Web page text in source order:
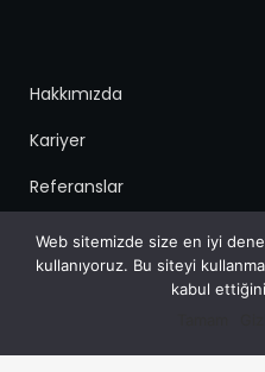
Hakkımızda
Kariyer
Referanslar
Blog
İletişim
Web sitemizde size en iyi
kullanıyoruz. Bu siteyi
kabul